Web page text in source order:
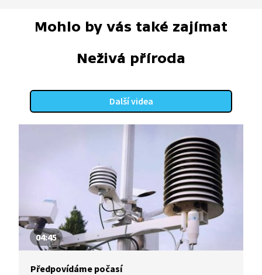
Mohlo by vás také zajímat
Neživá příroda
Další videa
04:45
Předpovídáme počasí